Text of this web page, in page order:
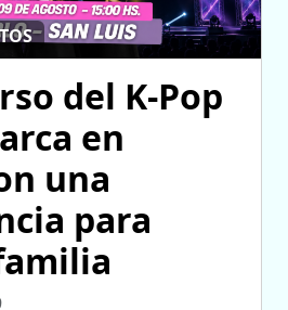
del K-Pop
en
una
para